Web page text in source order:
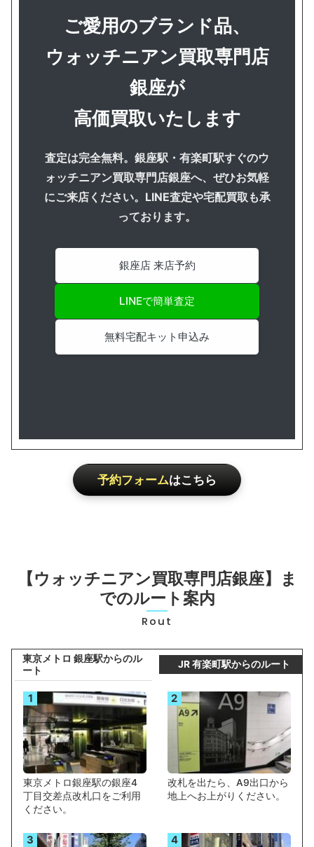
ご愛用のブランド品、
ウォッチニアン買取専門店
銀座が
高価買取いたします
査定は完全無料。銀座駅・有楽町駅すぐのウ
ォッチニアン買取専門店銀座へ、ぜひお気軽
にご来店ください。LINE査定や宅配買取も承
っております。
銀座店 来店予約
LINEで簡単査定
無料宅配キット申込み
予約フォームはこちら
【ウォッチニアン買取専門店銀座】ま
でのルート案内
Rout
東京メトロ 銀座駅からのル
ート
JR 有楽町駅からのルート
東京メトロ銀座駅の銀座4
丁目交差点改札口をご利用
ください。
1
改札を出たら、A9出口から
地上へお上がりください。
2
3 4